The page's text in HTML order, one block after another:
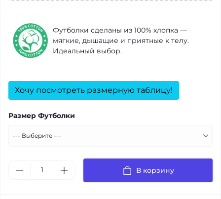
Футболки сделаны из 100% хлопка —
мягкие, дышащие и приятные к телу.
Идеальный выбор.
Хочу посмотреть размерную таблицу!
Размер Футболки
В корзину